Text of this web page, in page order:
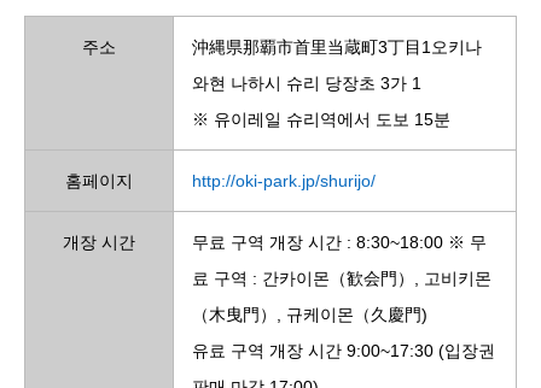
주소
沖縄県那覇市首里当蔵町3丁目1오키나
와현 나하시 슈리 당장초 3가 1
※ 유이레일 슈리역에서 도보 15분
홈페이지 http://oki-park.jp/shurijo/
개장 시간
무료 구역 개장 시간 : 8:30~18:00 ※ 무
료 구역 : 간카이몬（歓会門）, 고비키몬
（木曳門）, 규케이몬（久慶門)
유료 구역 개장 시간 9:00~17:30 (입장권